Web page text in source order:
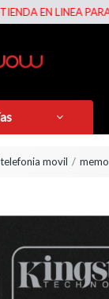
EN LINEA PARA
telefonia movil